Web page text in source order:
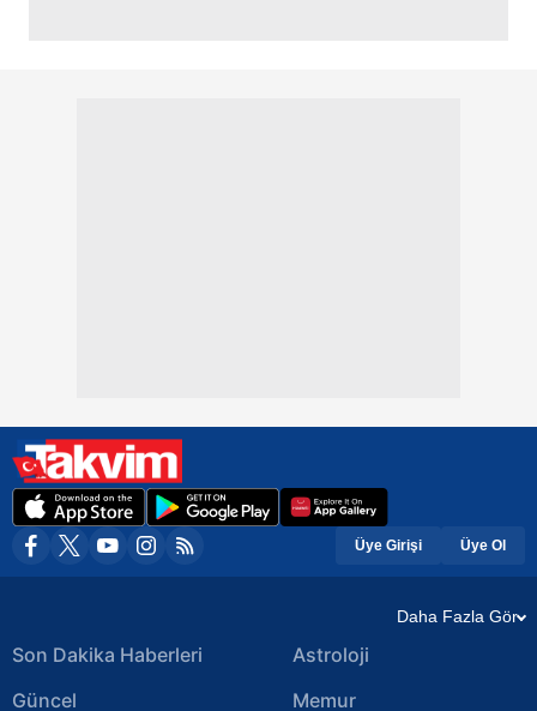
Üye Girişi Üye Ol
Daha Fazla Gör
Son Dakika Haberleri
Güncel
Astroloji
Memur